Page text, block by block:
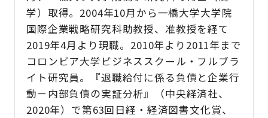
学）取得。2004年10月から一橋大学大学院
国際企業戦略研究科助教授、准教授を経て
2019年4月より現職。2010年より2011年まで
コロンビア大学ビジネススクール・フルブラ
イト研究員。『退職給付に係る負債と企業行
動－内部負債の実証分析』（中央経済社、
2020年）で第63回日経・経済図書文化賞、